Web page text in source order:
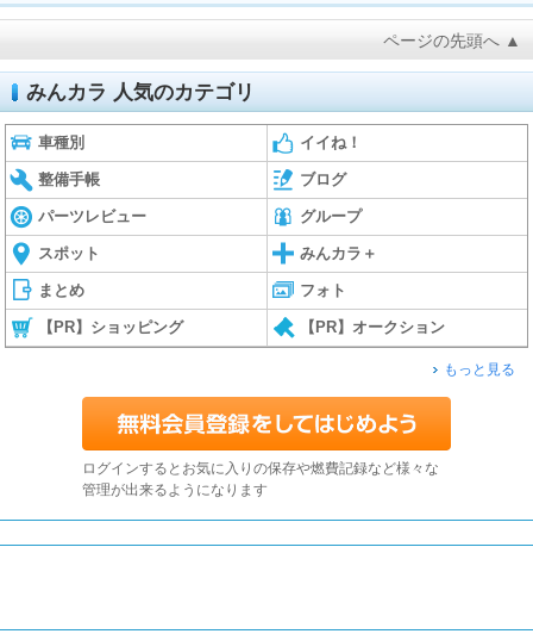
ページの先頭へ ▲
みんカラ 人気のカテゴリ
車種別 イイね！
整備手帳 ブログ
パーツレビュー グループ
スポット みんカラ＋
まとめ フォト
【PR】ショッピング 【PR】オークション
もっと見る
ログインするとお気に入りの保存や燃費記録など様々な
管理が出来るようになります